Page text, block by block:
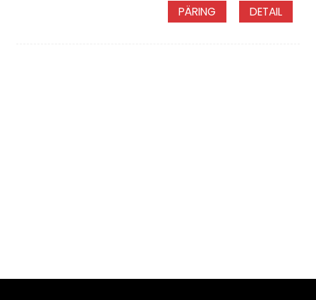
PÄRING DETAIL